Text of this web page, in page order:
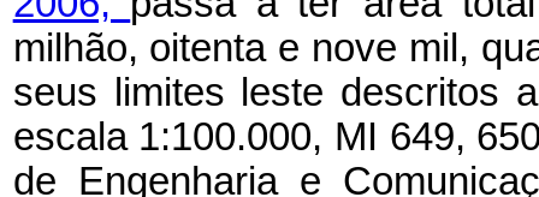
milhão, oitenta e nove mil,
seus limites leste descritos
escala 1:100.000, MI 649,
de Engenharia e